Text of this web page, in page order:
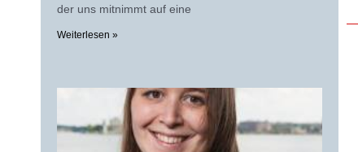
der uns mitnimmt auf eine
Weiterlesen »